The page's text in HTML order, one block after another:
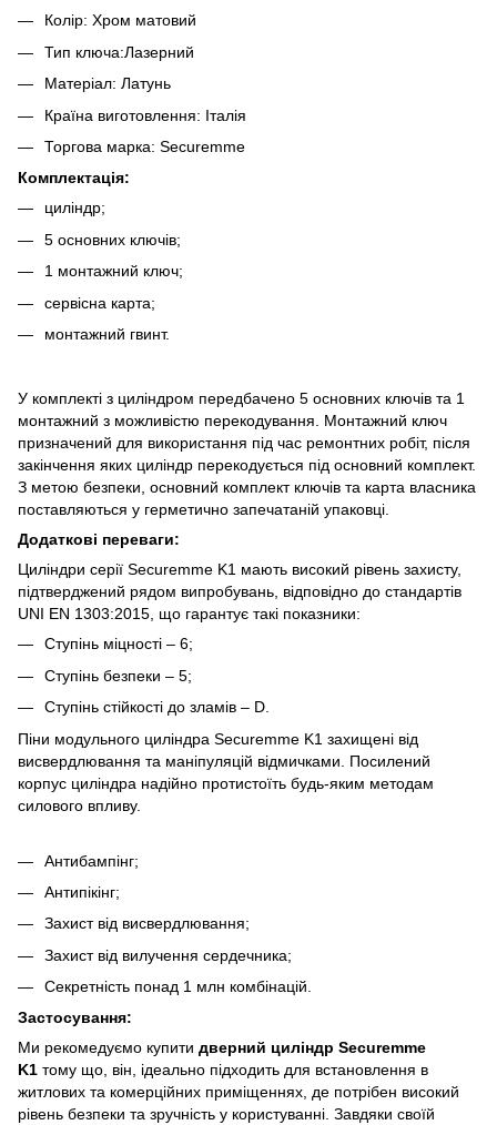
Колір: Хром матовий
Тип ключа:Лазерний
Матеріал: Латунь
Країна виготовлення: Італія
Торгова марка: Securemme
Комплектація:
циліндр;
5 основних ключів;
1 монтажний ключ;
сервісна карта;
монтажний гвинт.
У комплекті з циліндром передбачено 5 основних ключів та 1
монтажний з можливістю перекодування. Монтажний ключ
призначений для використання під час ремонтних робіт, після
закінчення яких циліндр перекодується під основний комплект.
З метою безпеки, основний комплект ключів та карта власника
поставляються у герметично запечатаній упаковці.
Додаткові переваги:
Циліндри серії Securemme K1 мають високий рівень захисту,
підтверджений рядом випробувань, відповідно до стандартів
UNI EN 1303:2015, що гарантує такі показники:
Ступінь міцності – 6;
Ступінь безпеки – 5;
Ступінь стійкості до зламів – D.
Піни модульного циліндра Securemme K1 захищені від
висвердлювання та маніпуляцій відмичками. Посилений
корпус циліндра надійно протистоїть будь-яким методам
силового впливу.
Антибампінг;
Антипікінг;
Захист від висвердлювання;
Захист від вилучення сердечника;
Секретність понад 1 млн комбінацій.
Застосування:
Ми рекомедуємо купити дверний циліндр Securemme
K1 тому що, він, ідеально підходить для встановлення в
житлових та комерційних приміщеннях, де потрібен високий
рівень безпеки та зручність у користуванні. Завдяки своїй